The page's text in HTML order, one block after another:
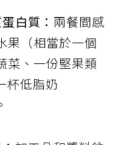
白質： 兩餐間感
果（相當於一個
菜、一份堅果類
杯低脂奶